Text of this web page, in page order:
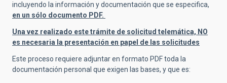
incluyendo la información y documentación que se especifica,
en un sólo documento PDF.
Una vez realizado este trámite de solicitud telemática, NO
es necesaria la presentación en papel de las solicitudes
Este proceso requiere adjuntar en formato PDF toda la
documentación personal que exigen las bases, y que es: